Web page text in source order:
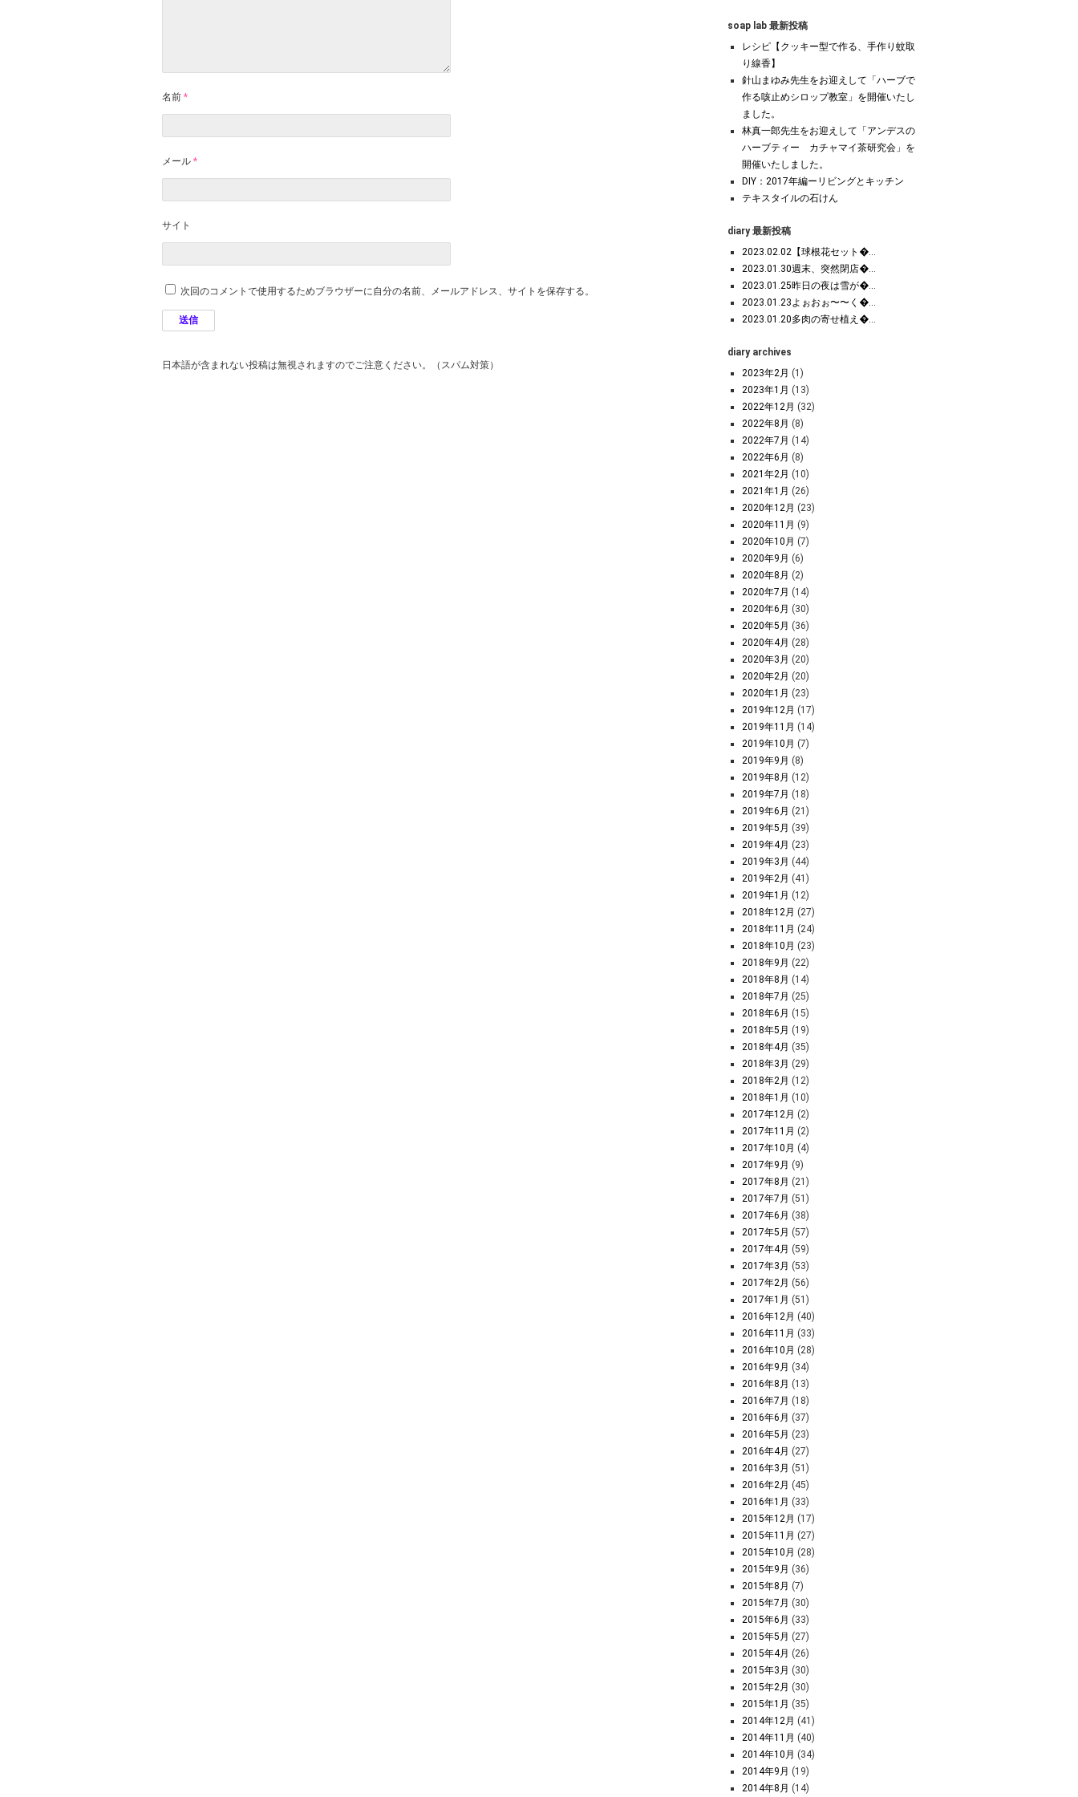
名前 *
メール *
サイト
次回のコメントで使用するためブラウザーに自分の名前、メールアドレス、サイトを保存する。
日本語が含まれない投稿は無視されますのでご注意ください。（スパム対策）
soap lab 最新投稿
レシピ【クッキー型で作る、手作り蚊取
り線香】
針山まゆみ先生をお迎えして「ハーブで
作る咳止めシロップ教室」を開催いたし
ました。
林真一郎先生をお迎えして「アンデスの
ハーブティー カチャマイ茶研究会」を
開催いたしました。
DIY：2017年編ーリビングとキッチン
テキスタイルの石けん
diary 最新投稿
2023.02.02【球根花セット�...
2023.01.30週末、突然閉店�...
2023.01.25昨日の夜は雪が�...
2023.01.23よぉおぉ〜〜く�...
2023.01.20多肉の寄せ植え�...
diary archives
2023年2月 (1)
2023年1月 (13)
2022年12月 (32)
2022年8月 (8)
2022年7月 (14)
2022年6月 (8)
2021年2月 (10)
2021年1月 (26)
2020年12月 (23)
2020年11月 (9)
2020年10月 (7)
2020年9月 (6)
2020年8月 (2)
2020年7月 (14)
2020年6月 (30)
2020年5月 (36)
2020年4月 (28)
2020年3月 (20)
2020年2月 (20)
2020年1月 (23)
2019年12月 (17)
2019年11月 (14)
2019年10月 (7)
2019年9月 (8)
2019年8月 (12)
2019年7月 (18)
2019年6月 (21)
2019年5月 (39)
2019年4月 (23)
2019年3月 (44)
2019年2月 (41)
2019年1月 (12)
2018年12月 (27)
2018年11月 (24)
2018年10月 (23)
2018年9月 (22)
2018年8月 (14)
2018年7月 (25)
2018年6月 (15)
2018年5月 (19)
2018年4月 (35)
2018年3月 (29)
2018年2月 (12)
2018年1月 (10)
2017年12月 (2)
2017年11月 (2)
2017年10月 (4)
2017年9月 (9)
2017年8月 (21)
2017年7月 (51)
2017年6月 (38)
2017年5月 (57)
2017年4月 (59)
2017年3月 (53)
2017年2月 (56)
2017年1月 (51)
2016年12月 (40)
2016年11月 (33)
2016年10月 (28)
2016年9月 (34)
2016年8月 (13)
2016年7月 (18)
2016年6月 (37)
2016年5月 (23)
2016年4月 (27)
2016年3月 (51)
2016年2月 (45)
2016年1月 (33)
2015年12月 (17)
2015年11月 (27)
2015年10月 (28)
2015年9月 (36)
2015年8月 (7)
2015年7月 (30)
2015年6月 (33)
2015年5月 (27)
2015年4月 (26)
2015年3月 (30)
2015年2月 (30)
2015年1月 (35)
2014年12月 (41)
2014年11月 (40)
2014年10月 (34)
2014年9月 (19)
2014年8月 (14)